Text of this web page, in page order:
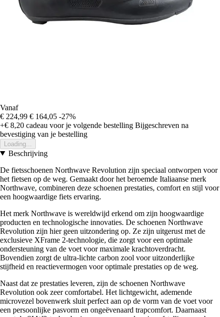
Vanaf
€ 224,99 € 164,05 -27%
+€ 8,20 cadeau voor je volgende bestelling Bijgeschreven na
bevestiging van je bestelling
Loading...
Beschrijving
De fietsschoenen Northwave Revolution zijn speciaal ontworpen voor
het fietsen op de weg. Gemaakt door het beroemde Italiaanse merk
Northwave, combineren deze schoenen prestaties, comfort en stijl voor
een hoogwaardige fiets ervaring.
Het merk Northwave is wereldwijd erkend om zijn hoogwaardige
producten en technologische innovaties. De schoenen Northwave
Revolution zijn hier geen uitzondering op. Ze zijn uitgerust met de
exclusieve XFrame 2-technologie, die zorgt voor een optimale
ondersteuning van de voet voor maximale krachtoverdracht.
Bovendien zorgt de ultra-lichte carbon zool voor uitzonderlijke
stijfheid en reactievermogen voor optimale prestaties op de weg.
Naast dat ze prestaties leveren, zijn de schoenen Northwave
Revolution ook zeer comfortabel. Het lichtgewicht, ademende
microvezel bovenwerk sluit perfect aan op de vorm van de voet voor
een persoonlijke pasvorm en ongeëvenaard trapcomfort. Daarnaast